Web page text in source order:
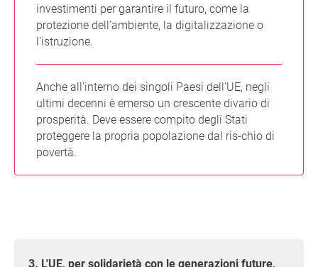
investimenti per garantire il futuro, come la
protezione dell'ambiente, la digitalizzazione o
l'istruzione.
Anche all'interno dei singoli Paesi dell'UE, negli
ultimi decenni è emerso un crescente divario di
prosperità. Deve essere compito degli Stati
proteggere la propria popolazione dal ris-chio di
povertà.
3. L'UE, per solidarietà con le generazioni future,